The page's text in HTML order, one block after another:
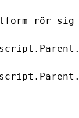
rör sig